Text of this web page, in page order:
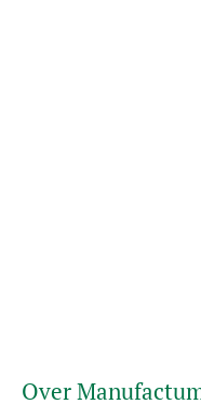
Over